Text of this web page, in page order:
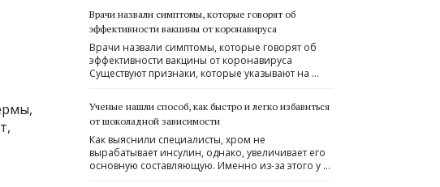
Врачи назвали симптомы, которые говорят об
эффективности вакцины от коронавируса
Врачи назвали симптомы, которые говорят об
эффективности вакцины от коронавируса
Существуют признаки, которые указывают на …
Ученые нашли способ, как быстро и легко избавиться
от шоколадной зависимости
Как выяснили специалисты, хром не
вырабатывает инсулин, однако, увеличивает его
основную составляющую. Именно из-за этого у …